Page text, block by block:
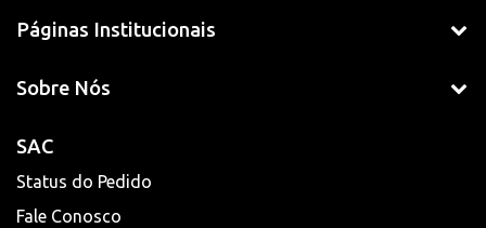
Páginas Institucionais
Sobre Nós
SAC
Status do Pedido
Fale Conosco